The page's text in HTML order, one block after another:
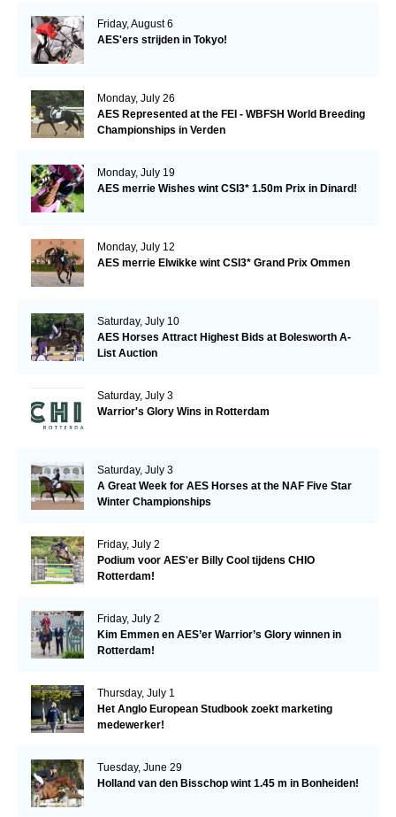
Friday, August 6
AES'ers strijden in Tokyo!
Monday, July 26
AES Represented at the FEI - WBFSH World Breeding
Championships in Verden
Monday, July 19
AES merrie Wishes wint CSI3* 1.50m Prix in Dinard!
Monday, July 12
AES merrie Elwikke wint CSI3* Grand Prix Ommen
Saturday, July 10
AES Horses Attract Highest Bids at Bolesworth A-
List Auction
Saturday, July 3
Warrior's Glory Wins in Rotterdam
Saturday, July 3
A Great Week for AES Horses at the NAF Five Star
Winter Championships
Friday, July 2
Podium voor AES'er Billy Cool tijdens CHIO
Rotterdam!
Friday, July 2
Kim Emmen en AES’er Warrior’s Glory winnen in
Rotterdam!
Thursday, July 1
Het Anglo European Studbook zoekt marketing
medewerker!
Tuesday, June 29
Holland van den Bisschop wint 1.45 m in Bonheiden!